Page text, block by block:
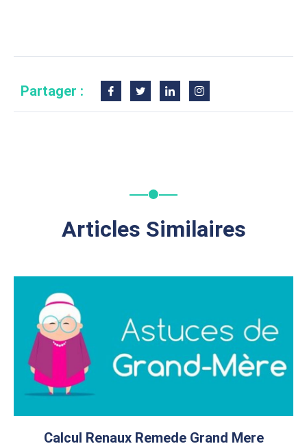
Partager :
Articles Similaires
Calcul Renaux Remede Grand Mere